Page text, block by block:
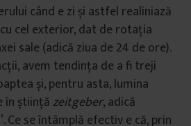
când e zi și astfel realiniază
cel exterior, dat de rotația
sale (adică ziua de 24 de ore).
avem tendința de a fi treji
și, pentru asta, lumina
în științăzeitgeber, adică
Ce se întâmplă efectiv e că, prin